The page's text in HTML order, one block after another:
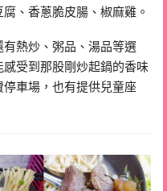
腐、香蔥脆皮腸、椒麻雞。
有熱炒、粥品、湯品等選
受到那股剛炒起鍋的香味
車場，也有提供兒童座